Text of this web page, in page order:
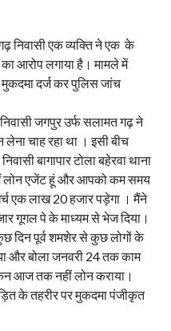
निवासी एक व्यक्ति ने एक के
आरोप लगाया है। मामले में
दर्ज कर पुलिस जांच
जगपुर उर्फ सलामत गढ़ ने
चाह रहा था । इसी बीच
बागापार टोला बहेरवा थाना
लोन एजेंट हूं और आपको कम समय
एक लाख 20 हजार पड़ेगा । मैंने
गूगल पे के माध्यम से भेज दिया।
दिन पूर्व शमशेर से कुछ लोगों के
और बोला जनवरी 24 तक काम
आज तक नहीं लोन कराया।
के तहरीर पर मुकदमा पंजीकृत